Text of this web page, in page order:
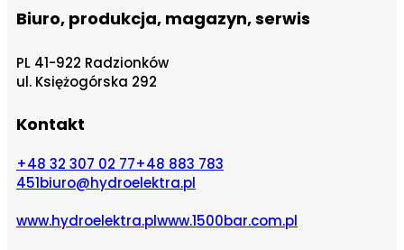
Biuro, produkcja, magazyn, serwis
PL 41-922 Radzionków
ul. Księżogórska 292
Kontakt
+48 32 307 02 77+48 883 783
451biuro@hydroelektra.pl
www.hydroelektra.plwww.1500bar.com.pl